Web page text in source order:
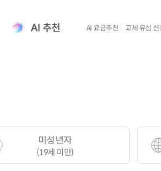
AI 요금추천 교체 유심 신
미성년자
(19세 미만)